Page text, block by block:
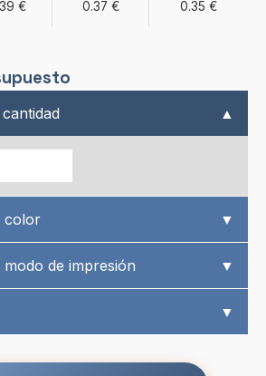
€ 0.37 € 0.35 €
▲
color ▼
de impresión ▼
▼